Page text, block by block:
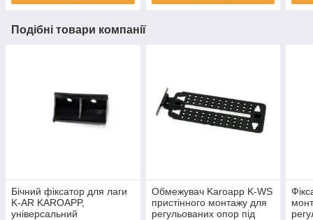
Подібні товари компанії
Бічний фіксатор для лаги
K-AR KAROAPP,
універсальний
Обмежувач Karoapp K-WS
пристінного монтажу для
регульованих опор під